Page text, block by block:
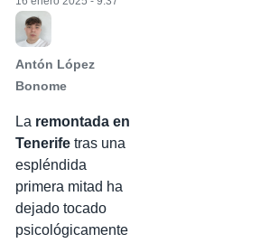
Antón López
Bonome
La remontada en
Tenerife tras una
espléndida
primera mitad ha
dejado tocado
psicológicamente